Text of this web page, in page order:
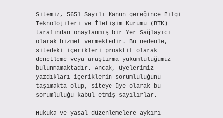
Sitemiz, 5651 Sayılı Kanun gereğince Bilgi
Teknolojileri ve İletişim Kurumu (BTK)
tarafından onaylanmış bir Yer Sağlayıcı
olarak hizmet vermektedir. Bu nedenle,
sitedeki içerikleri proaktif olarak
denetleme veya araştırma yükümlülüğümüz
bulunmamaktadır. Ancak, üyelerimiz
yazdıkları içeriklerin sorumluluğunu
taşımakta olup, siteye üye olarak bu
sorumluluğu kabul etmiş sayılırlar.
Hukuka ve yasal düzenlemelere aykırı